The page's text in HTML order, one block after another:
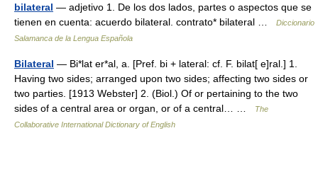
bilateral — adjetivo 1. De los dos lados, partes o aspectos que se
tienen en cuenta: acuerdo bilateral. contrato* bilateral …
Diccionario
Salamanca de la Lengua Española
Bilateral — Bi*lat er*al, a. [Pref. bi + lateral: cf. F. bilat[ e]ral.] 1.
Having two sides; arranged upon two sides; affecting two sides or
two parties. [1913 Webster] 2. (Biol.) Of or pertaining to the two
sides of a central area or organ, or of a central… …
The
Collaborative International Dictionary of English